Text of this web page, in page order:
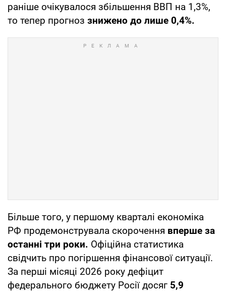
раніше очікувалося збільшення ВВП на 1,3%,
то тепер прогноз знижено до лише 0,4%.
Більше того, у першому кварталі економіка
РФ продемонструвала скорочення вперше за
останні три роки. Офіційна статистика
свідчить про погіршення фінансової ситуації.
За перші місяці 2026 року дефіцит
федерального бюджету Росії досяг 5,9